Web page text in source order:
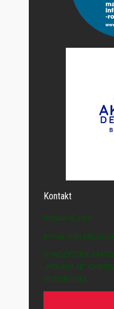
Kontakt
Polska-IE.com
e-mail: info (at)
© WSZYSTKIE
„POLSKA-IE”
AUTORSKIM.